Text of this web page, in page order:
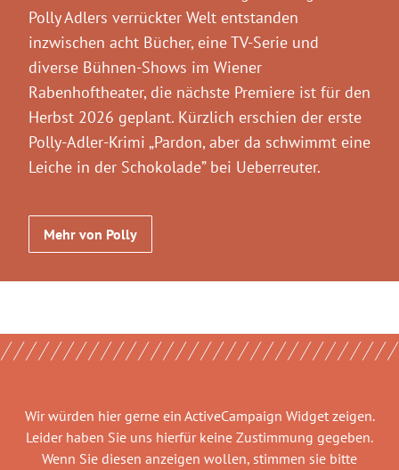
Polly Adlers verrückter Welt entstanden
inzwischen acht Bücher, eine TV-Serie und
diverse Bühnen-Shows im Wiener
Rabenhoftheater, die nächste Premiere ist für den
Herbst 2026 geplant. Kürzlich erschien der erste
Polly-Adler-Krimi „Pardon, aber da schwimmt eine
Leiche in der Schokolade” bei Ueberreuter.
Mehr von Polly
Wir würden hier gerne ein ActiveCampaign Widgetzeigen.
Leider haben Sie uns hierfür keine Zustimmung gegeben.
Wenn Sie diesen anzeigen wollen, stimmen sie bitte